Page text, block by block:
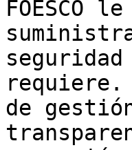
FOESCO
requiere.
de